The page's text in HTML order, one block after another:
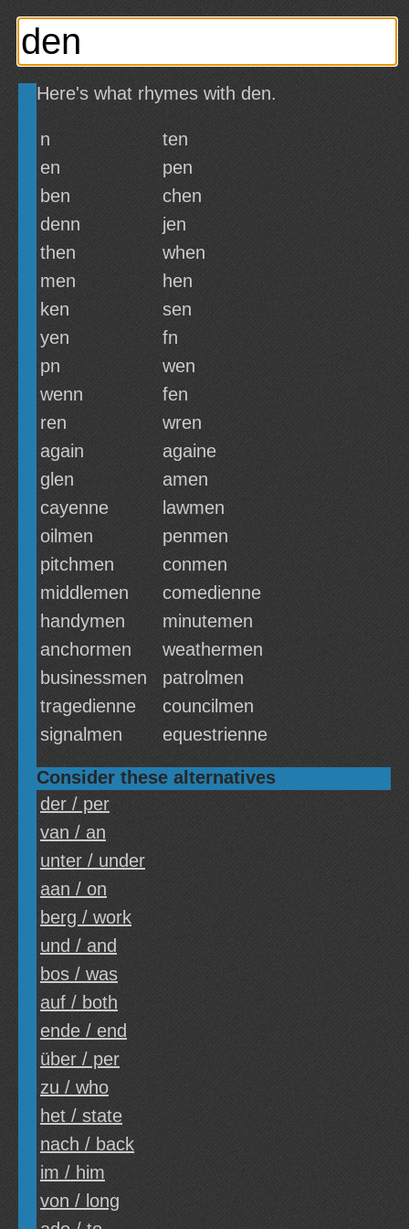
Here's what rhymes with den.
n
ten
en
pen
ben
chen
denn
jen
then
when
men
hen
ken
sen
yen
fn
pn
wen
wenn
fen
ren
wren
again
againe
glen
amen
cayenne
lawmen
oilmen
penmen
pitchmen
conmen
middlemen
comedienne
handymen
minutemen
anchormen
weathermen
businessmen
patrolmen
tragedienne
councilmen
signalmen
equestrienne
Consider these alternatives
der / per
van / an
unter / under
aan / on
berg / work
und / and
bos / was
auf / both
ende / end
über / per
zu / who
het / state
nach / back
im / him
von / long